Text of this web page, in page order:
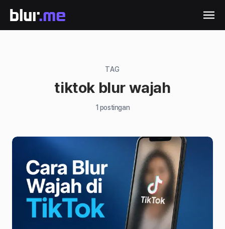
TAG
tiktok blur wajah
1 postingan